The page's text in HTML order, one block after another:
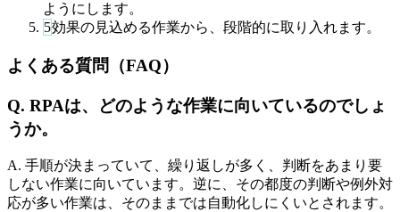
ようにします。
5効果の見込める作業から、段階的に取り入れます。
よくある質問（FAQ）
Q. RPAは、どのような作業に向いているのでしょ
うか。
A. 手順が決まっていて、繰り返しが多く、判断をあまり要
しない作業に向いています。逆に、その都度の判断や例外対
応が多い作業は、そのままでは自動化しにくいとされます。